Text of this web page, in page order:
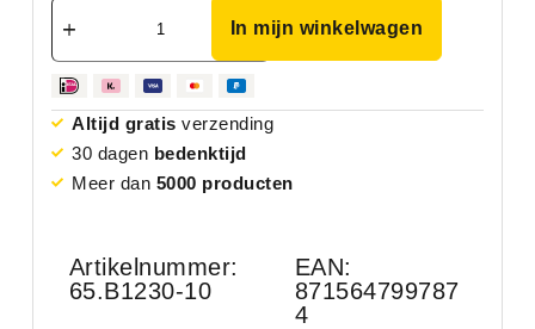
In mijn winkelwagen
Altijd gratis verzending
30 dagen bedenktijd
Meer dan 5000 producten
Artikelnummer:
65.B1230-10
EAN:
871564799787
4